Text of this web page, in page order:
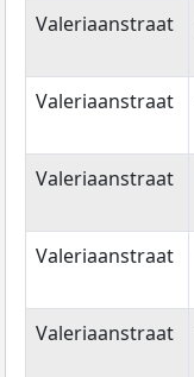
Valeriaanstraat
Valeriaanstraat
Valeriaanstraat
Valeriaanstraat
Valeriaanstraat